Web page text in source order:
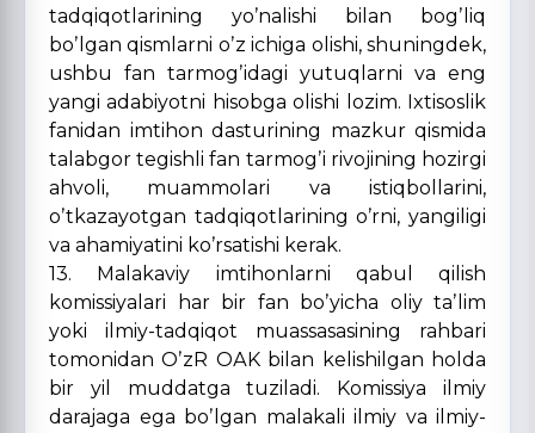
tadqiqotlarining yoʼnalishi bilan bogʼliq
boʼlgan qismlarni oʼz ichiga olishi, shuningdek,
ushbu fan tarmogʼidagi yutuqlarni va eng
yangi adabiyotni hisobga olishi lo­zim. Ixtisoslik
fanidan imtihon dasturining mazkur qismida
talabgor tegishli fan tarmogʼi rivojining hozirgi
ahvoli, muammolari va istiqbollarini,
oʼtkazayotgan tadqiqotlarining oʼrni, yangiligi
va ahamiyatini koʼrsatishi kerak.
13. Malakaviy imtihonlarni qabul qilish
komissiyalari har bir fan boʼyicha oliy taʼlim
yoki ilmiy-tadqiqot muassasasining rahbari
tomonidan OʼzR OАK bilan kelishilgan holda
bir yil muddatga tuziladi. Komissiya ilmiy
darajaga ega boʼlgan malakali ilmiy va ilmiy-